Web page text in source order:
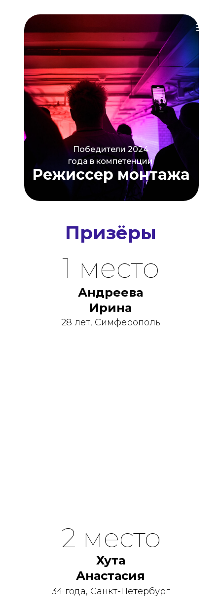
Режиссер монтажа
Победители 2024
года в компетенции
Андреева
Ирина
28 лет, Симферополь
1 место
Хута
Анастасия
34 года, Санкт-Петербург
2 место
Призёры